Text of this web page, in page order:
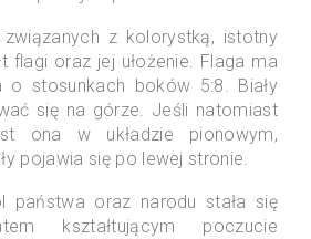
z kolorystką, istotny
flagi oraz jej ułożenie. Flaga ma
o stosunkach boków 5:8. Biały
się na górze. Jeśli natomiast
ona w układzie pionowym,
pojawia się po lewej stronie.
państwa oraz narodu stała się
kształtującym poczucie